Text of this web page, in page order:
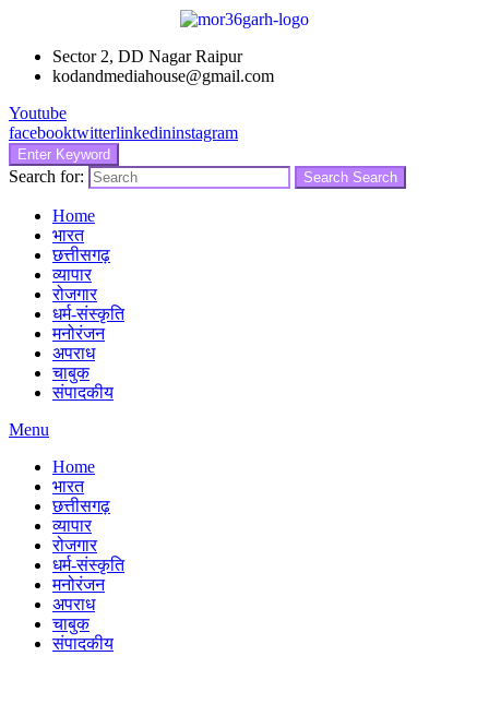
Sector 2, DD Nagar Raipur
kodandmediahouse@gmail.com
Youtube
facebooktwitterlinkedininstagram
Enter Keyword
Search for: Search Search
Home
भारत
छत्तीसगढ़
व्यापार
रोजगार
धर्म-संस्कृति
मनोरंजन
अपराध
चाबुक
संपादकीय
Menu
Home
भारत
छत्तीसगढ़
व्यापार
रोजगार
धर्म-संस्कृति
मनोरंजन
अपराध
चाबुक
संपादकीय